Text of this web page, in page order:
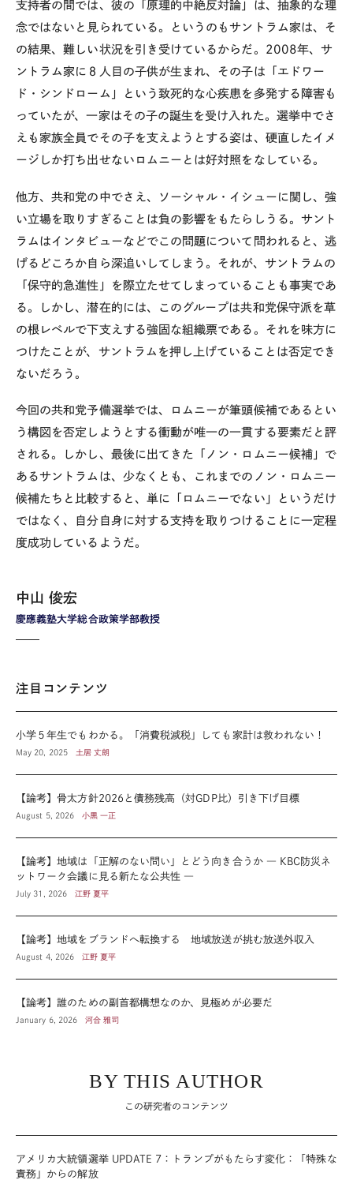
支持者の間では、彼の「原理的中絶反対論」は、抽象的な理
念ではないと見られている。というのもサントラム家は、そ
の結果、難しい状況を引き受けているからだ。2008年、サ
ントラム家に８人目の子供が生まれ、その子は「エドワー
ド・シンドローム」という致死的な心疾患を多発する障害も
っていたが、一家はその子の誕生を受け入れた。選挙中でさ
えも家族全員でその子を支えようとする姿は、硬直したイメ
ージしか打ち出せないロムニーとは好対照をなしている。
他方、共和党の中でさえ、ソーシャル・イシューに関し、強
い立場を取りすぎることは負の影響をもたらしうる。サント
ラムはインタビューなどでこの問題について問われると、逃
げるどころか自ら深追いしてしまう。それが、サントラムの
「保守的急進性」を際立たせてしまっていることも事実であ
る。しかし、潜在的には、このグループは共和党保守派を草
の根レベルで下支えする強固な組織票である。それを味方に
つけたことが、サントラムを押し上げていることは否定でき
ないだろう。
今回の共和党予備選挙では、ロムニーが筆頭候補であるとい
う構図を否定しようとする衝動が唯一の一貫する要素だと評
される。しかし、最後に出てきた「ノン・ロムニー候補」で
あるサントラムは、少なくとも、これまでのノン・ロムニー
候補たちと比較すると、単に「ロムニーでない」というだけ
ではなく、自分自身に対する支持を取りつけることに一定程
度成功しているようだ。
慶應義塾大学総合政策学部教授
中山 俊宏
注目コンテンツ
小学５年生でもわかる。「消費税減税」しても家計は救われない！
May 20, 2025 土居 丈朗
【論考】骨太方針2026と債務残高（対GDP比）引き下げ目標
August 5, 2026 小黒 一正
【論考】地域は「正解のない問い」とどう向き合うか ― KBC防災ネ
ットワーク会議に見る新たな公共性 ―
July 31, 2026 江野 夏平
【論考】地域をブランドへ転換する 地域放送が挑む放送外収入
August 4, 2026 江野 夏平
【論考】誰のための副首都構想なのか、見極めが必要だ
January 6, 2026 河合 雅司
BY THIS AUTHOR
この研究者のコンテンツ
アメリカ大統領選挙 UPDATE 7：トランプがもたらす変化：「特殊な
責務」からの解放